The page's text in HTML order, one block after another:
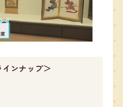
ンナップ＞